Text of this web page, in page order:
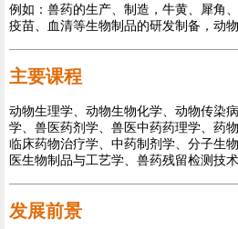
例如：兽药的生产、制造，牛黄、犀角
疫苗、血清等生物制品的研发制备，动
主要课程
动物生理学、动物生物化学、动物传染
学、兽医药剂学、兽医中药药理学、药
临床药物治疗学、中药制剂学、分子生
医生物制品与工艺学、兽药残留检测技
发展前景